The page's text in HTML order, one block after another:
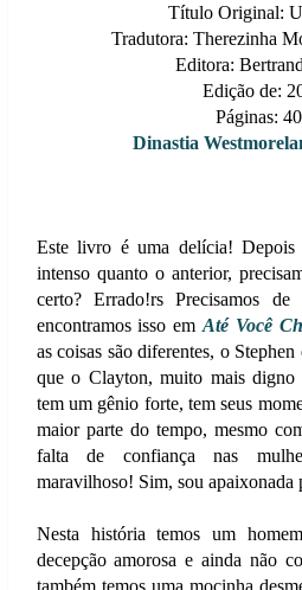
Título Original:
Tradutora: Therezinha
Editora:
Edição de:
Páginas:
Dinastia
Este livro é uma delícia!
intenso quanto o anterior,
certo? Errado!rs Precisamos
encontramos isso em Até Você
as coisas são diferentes, o
que o Clayton, muito mais
tem um gênio forte, tem seus
maior parte do tempo, mesmo
falta de confiança nas
maravilhoso! Sim, sou apaixonada
Nesta história temos um
decepção amorosa e ainda não
também temos uma mocinha